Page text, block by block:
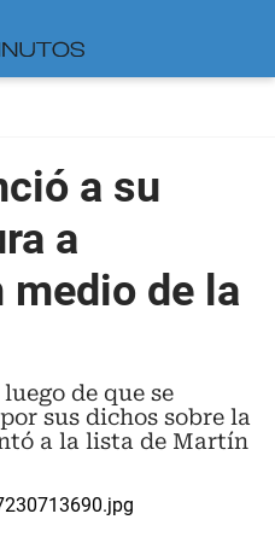
a su
a
medio de la
de que se
sus dichos sobre la
a la lista de Martín